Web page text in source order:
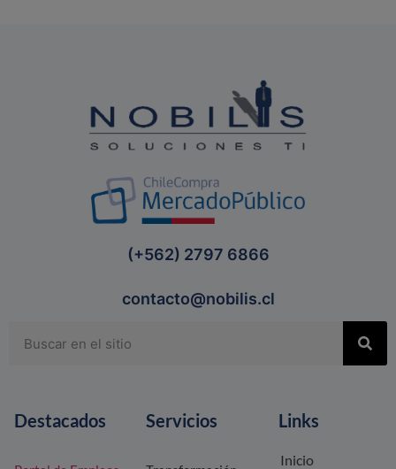
(+562) 2797 6866
contacto@nobilis.cl
Destacados Servicios Links
Inicio